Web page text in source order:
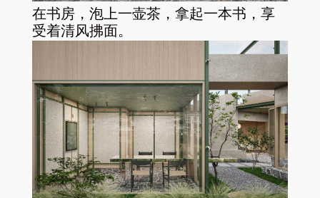
在书房，泡上一壶茶，拿起一本书，享
受着清风拂面。